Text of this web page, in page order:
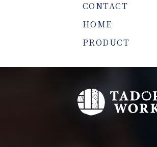
CONTACT
HOME
PRODUCT